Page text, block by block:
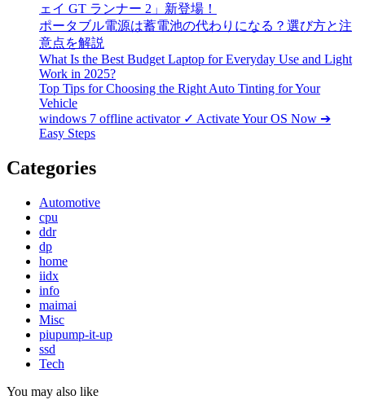
ェイ GT ランナー 2」新登場！
ポータブル電源は蓄電池の代わりになる？選び方と注
意点を解説
What Is the Best Budget Laptop for Everyday Use and Light
Work in 2025?
Top Tips for Choosing the Right Auto Tinting for Your
Vehicle
windows 7 offline activator ✓ Activate Your OS Now ➔
Easy Steps
Categories
Automotive
cpu
ddr
dp
home
iidx
info
maimai
Misc
piupump-it-up
ssd
Tech
You may also like